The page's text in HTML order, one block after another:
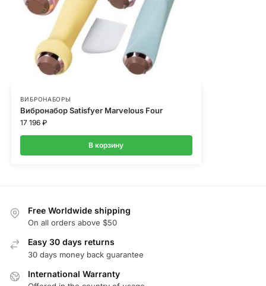
ВИБРОНАБОРЫ
Вибронабор Satisfyer Marvelous Four
17 196 ₽
В корзину
Free Worldwide shipping
On all orders above $50
Easy 30 days returns
30 days money back guarantee
International Warranty